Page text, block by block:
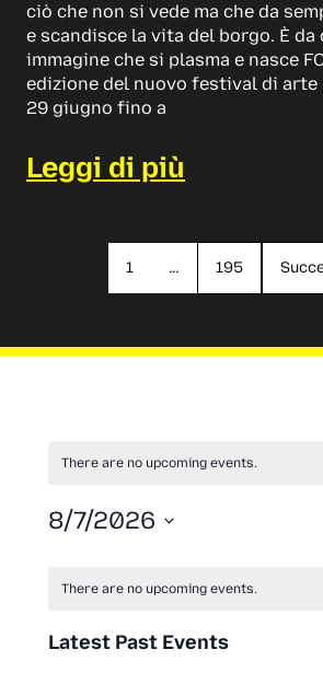
ciò che non si vede ma che da
e scandisce la vita del borgo. È da
immagine che si plasma e nasce
edizione del nuovo festival di arte
29 giugno fino a
Leggi di più
1 … 195